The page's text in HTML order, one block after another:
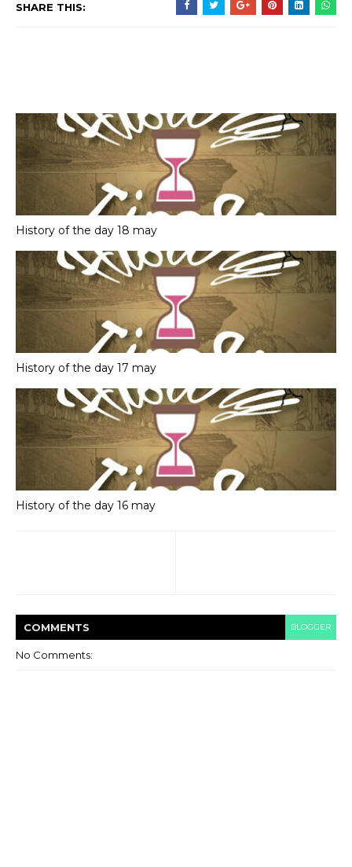
SHARE THIS:
History of the day 18 may
History of the day 17 may
History of the day 16 may
COMMENTS BLOGGER
No Comments: